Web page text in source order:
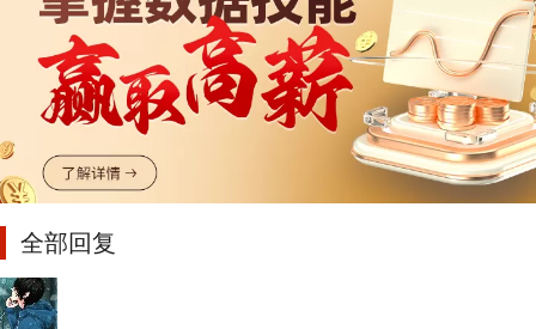
全部回复